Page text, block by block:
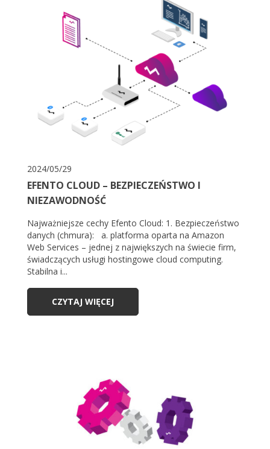
2024/05/29
EFENTO CLOUD – BEZPIECZEŃSTWO I
NIEZAWODNOŚĆ
Najważniejsze cechy Efento Cloud: 1. Bezpieczeństwo
danych (chmura): a. platforma oparta na Amazon
Web Services – jednej z największych na świecie firm,
świadczących usługi hostingowe cloud computing.
Stabilna i...
CZYTAJ WIĘCEJ